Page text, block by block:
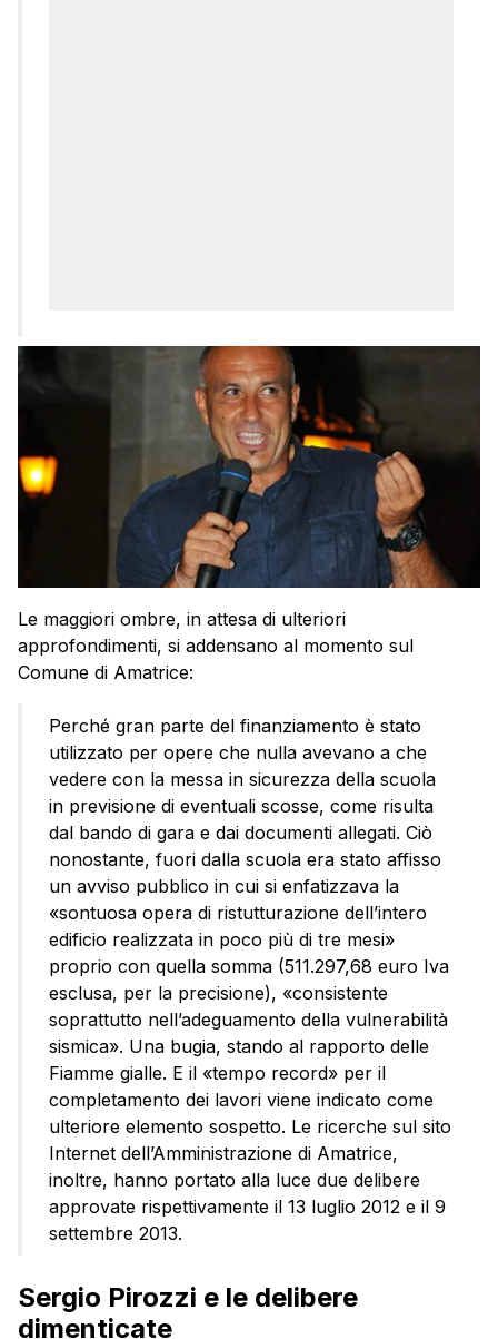
Le maggiori ombre, in attesa di ulteriori
approfondimenti, si addensano al momento sul
Comune di Amatrice:
Perché gran parte del finanziamento è stato
utilizzato per opere che nulla avevano a che
vedere con la messa in sicurezza della scuola
in previsione di eventuali scosse, come risulta
dal bando di gara e dai documenti allegati. Ciò
nonostante, fuori dalla scuola era stato affisso
un avviso pubblico in cui si enfatizzava la
«sontuosa opera di ristutturazione dell’intero
edificio realizzata in poco più di tre mesi»
proprio con quella somma (511.297,68 euro Iva
esclusa, per la precisione), «consistente
soprattutto nell’adeguamento della vulnerabilità
sismica». Una bugia, stando al rapporto delle
Fiamme gialle. E il «tempo record» per il
completamento dei lavori viene indicato come
ulteriore elemento sospetto. Le ricerche sul sito
Internet dell’Amministrazione di Amatrice,
inoltre, hanno portato alla luce due delibere
approvate rispettivamente il 13 luglio 2012 e il 9
settembre 2013.
Sergio Pirozzi e le delibere
dimenticate